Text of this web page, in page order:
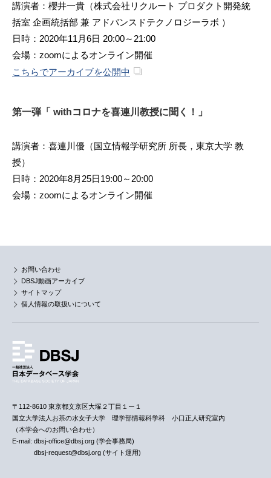
講演者：櫻井一貴（株式会社リクルート プロダクト開発統
括室 企画統括部 兼 アドバンスドテクノロジーラボ ）
日時：2020年11月6日 20:00～21:00
会場：zoomによるオンライン開催
こちらでアーカイブを公開中
第一弾「 withコロナを喜連川教授に聞く！」
講演者：喜連川優（国立情報学研究所 所長，東京大学 教
授）
日時：2020年8月25日19:00～20:00
会場：zoomによるオンライン開催
お問い合わせ
DBSJ動画アーカイブ
サイトマップ
個人情報の取扱いについて
〒112-8610 東京都文京区大塚２丁目１ー１
国立大学法人お茶の水女子大学 理学部情報科学科 小口正人研究室内
（本学会へのお問い合わせ）
E-mail: dbsj-office@dbsj.org (学会事務局)
dbsj-request@dbsj.org (サイト運用)